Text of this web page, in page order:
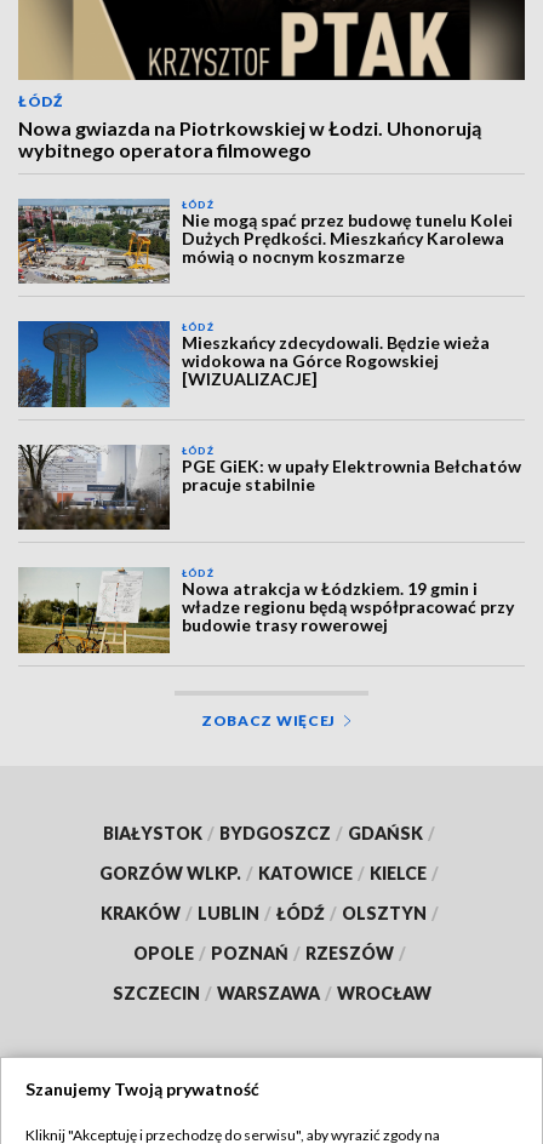
ŁÓDŹ
Nowa gwiazda na Piotrkowskiej w Łodzi. Uhonorują
wybitnego operatora filmowego
ŁÓDŹ
Nie mogą spać przez budowę tunelu Kolei
Dużych Prędkości. Mieszkańcy Karolewa
mówią o nocnym koszmarze
ŁÓDŹ
Mieszkańcy zdecydowali. Będzie wieża
widokowa na Górce Rogowskiej
[WIZUALIZACJE]
ŁÓDŹ
PGE GiEK: w upały Elektrownia Bełchatów
pracuje stabilnie
ŁÓDŹ
Nowa atrakcja w Łódzkiem. 19 gmin i
władze regionu będą współpracować przy
budowie trasy rowerowej
ZOBACZ WIĘCEJ
BIAŁYSTOK / BYDGOSZCZ / GDAŃSK /
GORZÓW WLKP. / KATOWICE / KIELCE /
KRAKÓW / LUBLIN / ŁÓDŹ / OLSZTYN /
OPOLE / POZNAŃ / RZESZÓW /
SZCZECIN / WARSZAWA / WROCŁAW
Szanujemy Twoją prywatność
Kliknij "Akceptuję i przechodzę do serwisu", aby wyrazić zgody na